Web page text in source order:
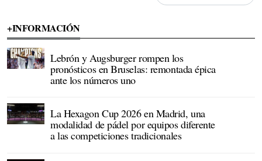
+INFORMACIÓN
Lebrón y Augsburger rompen los
pronósticos en Bruselas: remontada épica
ante los números uno
La Hexagon Cup 2026 en Madrid, una
modalidad de pádel por equipos diferente
a las competiciones tradicionales